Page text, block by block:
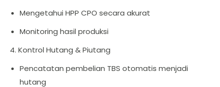
Mengetahui HPP CPO secara akurat
Monitoring hasil produksi
4. Kontrol Hutang & Piutang
Pencatatan pembelian TBS otomatis menjadi
hutang